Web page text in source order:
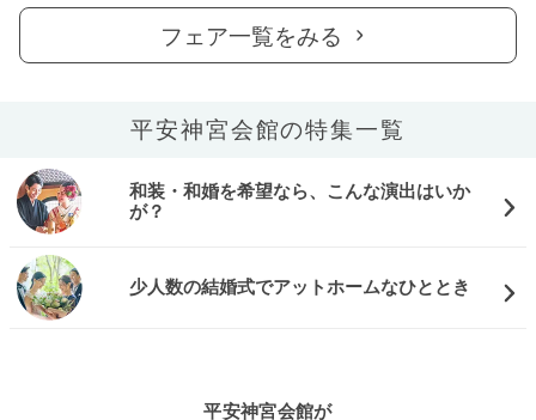
フェア一覧をみる
平安神宮会館の特集一覧
和装・和婚を希望なら、こんな演出はいか
が？
少人数の結婚式でアットホームなひととき
平安神宮会館が